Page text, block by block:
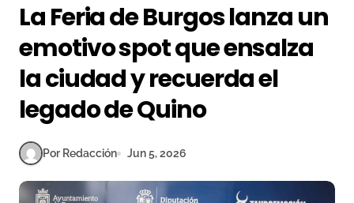
La Feria de Burgos lanza un
emotivo spot que ensalza
la ciudad y recuerda el
legado de Quino
Por Redacción Jun 5, 2026